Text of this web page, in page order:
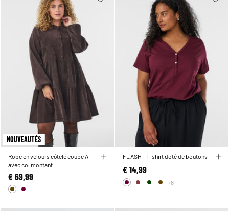
NOUVEAUTÉS
Robe en velours côtelé coupe A
avec col montant
€ 69,99
FLASH - T-shirt doté de boutons
€ 14,99
+8